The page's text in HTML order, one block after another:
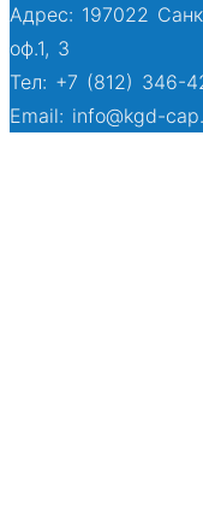
Адрес: 197022
оф.1, 3
Тел: +7 (812) 346-
Email: info@kgd-